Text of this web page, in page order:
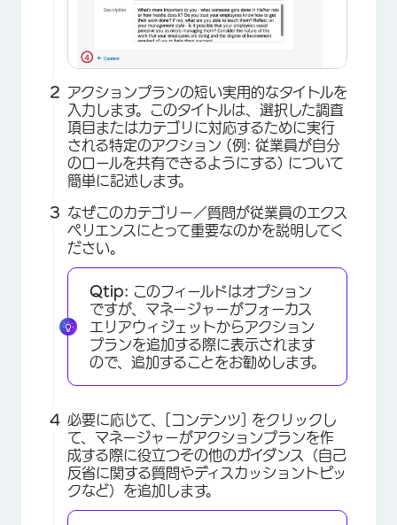
アクションプランの短い実用的なタイトルを
入力します。このタイトルは、選択した調査
項目またはカテゴリに対応するために実行
される特定のアクション (例: 従業員が自分
のロールを共有できるようにする) について
簡単に記述します。
なぜこのカテゴリー／質問が従業員のエクス
ペリエンスにとって重要なのかを説明してく
ださい。
Qtip: このフィールドはオプション
ですが、マネージャーがフォーカス
エリアウィジェットからアクション
プランを追加する際に表示されます
ので、追加することをお勧めします。
必要に応じて、[コンテンツ] をクリックし
て、マネージャーがアクションプランを作
成する際に役立つその他のガイダンス（自己
反省に関する質問やディスカッショントピッ
クなど）を追加します。